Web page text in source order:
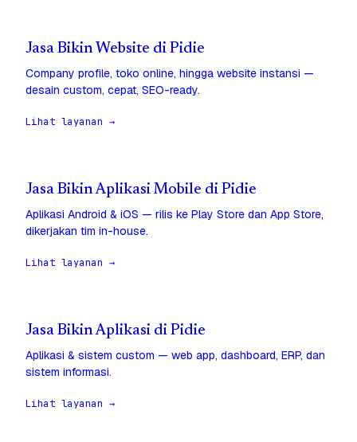
Jasa Bikin Website di Pidie
Company profile, toko online, hingga website instansi —
desain custom, cepat, SEO-ready.
Lihat layanan →
Jasa Bikin Aplikasi Mobile di Pidie
Aplikasi Android & iOS — rilis ke Play Store dan App Store,
dikerjakan tim in-house.
Lihat layanan →
Jasa Bikin Aplikasi di Pidie
Aplikasi & sistem custom — web app, dashboard, ERP, dan
sistem informasi.
Lihat layanan →